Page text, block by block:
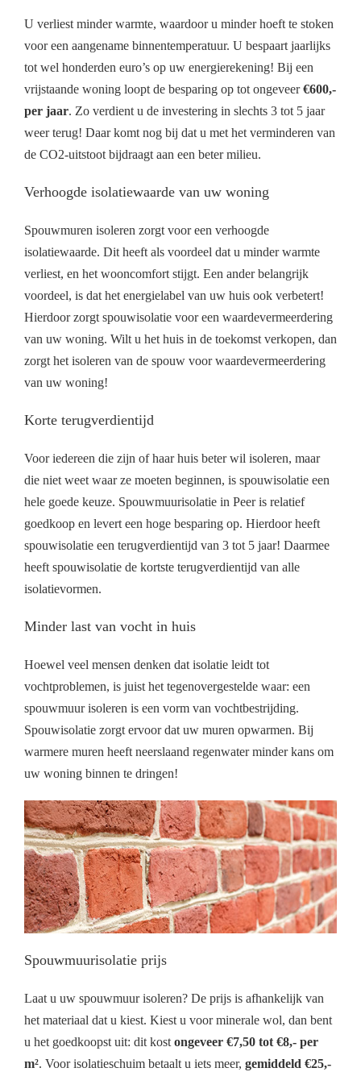
U verliest minder warmte, waardoor u minder hoeft te stoken
voor een aangename binnentemperatuur. U bespaart jaarlijks
tot wel honderden euro’s op uw energierekening! Bij een
vrijstaande woning loopt de besparing op tot ongeveer€600,-
per jaar. Zo verdient u de investering in slechts 3 tot 5 jaar
weer terug! Daar komt nog bij dat u met het verminderen van
de CO2-uitstoot bijdraagt aan een beter milieu.
Verhoogde isolatiewaarde van uw woning
Spouwmuren isoleren zorgt voor een verhoogde
isolatiewaarde. Dit heeft als voordeel dat u minder warmte
verliest, en het wooncomfort stijgt. Een ander belangrijk
voordeel, is dat het energielabel van uw huis ook verbetert!
Hierdoor zorgt spouwisolatie voor een waardevermeerdering
van uw woning. Wilt u het huis in de toekomst verkopen, dan
zorgt het isoleren van de spouw voor waardevermeerdering
van uw woning!
Korte terugverdientijd
Voor iedereen die zijn of haar huis beter wil isoleren, maar
die niet weet waar ze moeten beginnen, is spouwisolatie een
hele goede keuze. Spouwmuurisolatie in Peer is relatief
goedkoop en levert een hoge besparing op. Hierdoor heeft
spouwisolatie een terugverdientijd van 3 tot 5 jaar! Daarmee
heeft spouwisolatie de kortste terugverdientijd van alle
isolatievormen.
Minder last van vocht in huis
Hoewel veel mensen denken dat isolatie leidt tot
vochtproblemen, is juist het tegenovergestelde waar: een
spouwmuur isoleren is een vorm van vochtbestrijding.
Spouwisolatie zorgt ervoor dat uw muren opwarmen. Bij
warmere muren heeft neerslaand regenwater minder kans om
uw woning binnen te dringen!
Spouwmuurisolatie prijs
Laat u uw spouwmuur isoleren? De prijs is afhankelijk van
het materiaal dat u kiest. Kiest u voor minerale wol, dan bent
u het goedkoopst uit: dit kost ongeveer €7,50 tot €8,- per
m². Voor isolatieschuim betaalt u iets meer, gemiddeld €25,-